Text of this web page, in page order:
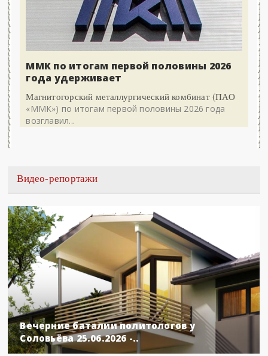
ММК по итогам первой половины 2026
года удерживает
Магнитогорский металлургический комбинат (ПАО
«ММК») по итогам первой половины 2026 года
возглавил...
Видео-репортажи
Вечерние баталии политологов у
Соловьёва 25.06.2026 -..